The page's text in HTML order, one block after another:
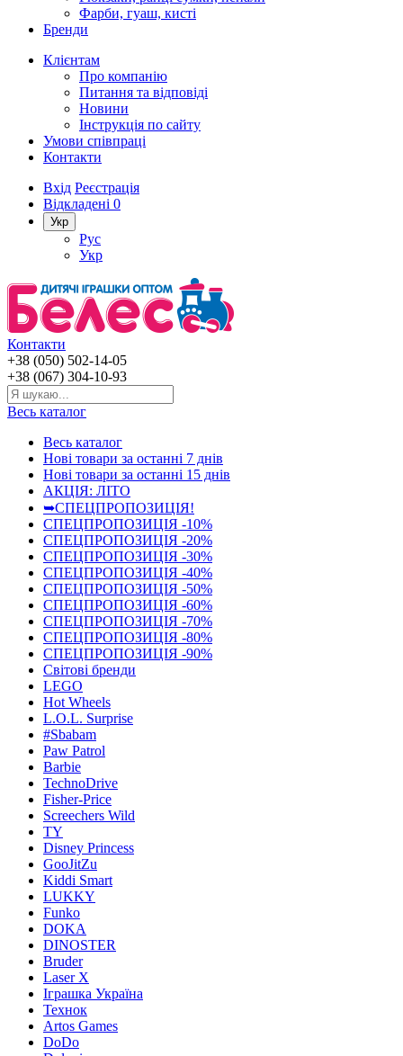
Фарби, гуаш, кисті
Бренди
Клієнтам
Про компанію
Питання та відповіді
Новини
Інструкція по сайту
Умови співпраці
Контакти
Вхід Реєстрація
Відкладені 0
Укр
Рус
Укр
Контакти
+38 (050) 502-14-05
+38 (067) 304-10-93
Весь каталог
Весь каталог
Нові товари за останнi 7 днiв
Нові товари за останнi 15 днiв
АКЦІЯ: ЛІТО
➥СПЕЦПРОПОЗИЦІЯ!
СПЕЦПРОПОЗИЦІЯ -10%
СПЕЦПРОПОЗИЦІЯ -20%
СПЕЦПРОПОЗИЦІЯ -30%
СПЕЦПРОПОЗИЦІЯ -40%
СПЕЦПРОПОЗИЦІЯ -50%
СПЕЦПРОПОЗИЦІЯ -60%
СПЕЦПРОПОЗИЦІЯ -70%
СПЕЦПРОПОЗИЦІЯ -80%
СПЕЦПРОПОЗИЦІЯ -90%
Світові бренди
LEGO
Hot Wheels
L.O.L. Surprise
#Sbabam
Paw Patrol
Barbie
TechnoDrive
Fisher-Price
Screechers Wild
TY
Disney Princess
GooJitZu
Kiddi Smart
LUKKY
Funko
DOKA
DINOSTER
Bruder
Laser X
Іграшка Україна
Технок
Artos Games
DoDo